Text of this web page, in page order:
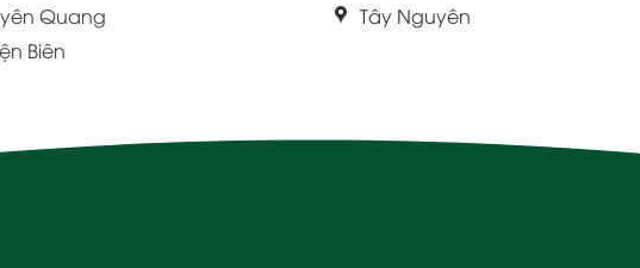
Quang
Biên
Tây Nguyên